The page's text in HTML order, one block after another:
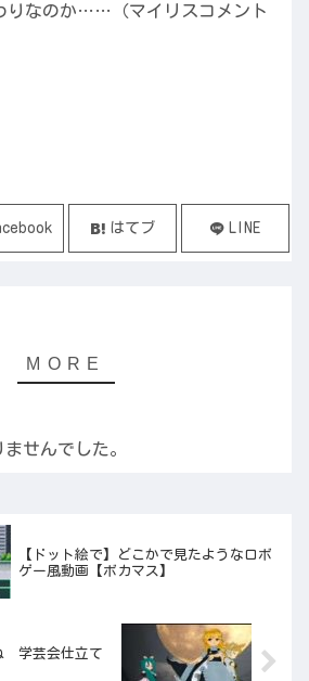
りなのか……（マイリスコメント
はてブ LINE
せんでした。
【ドット絵で】どこかで見たようなロボ
ゲー風動画【ボカマス】
学芸会仕立て